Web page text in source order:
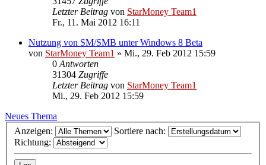
Letzter Beitrag von StarMoney Team1
Fr., 11. Mai 2012 16:11
Nutzung von SM/SMB unter Windows 8 Beta
von StarMoney Team1 » Mi., 29. Feb 2012 15:59
0 Antworten
31304 Zugriffe
Letzter Beitrag von StarMoney Team1
Mi., 29. Feb 2012 15:59
Neues Thema
Anzeigen:
Sortiere nach:
Richtung: